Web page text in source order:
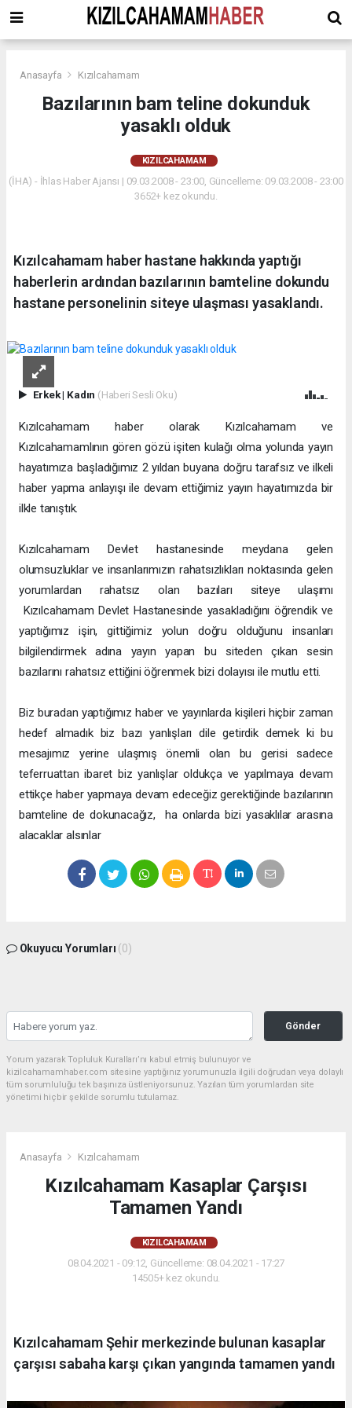
Anasayfa Kızılcahamam
Bazılarının bam teline dokunduk
yasaklı olduk
KIZILCAHAMAM
(İHA) - İhlas Haber Ajansı | 09.03.2008 - 23:00, Güncelleme: 09.03.2008 - 23:00
3652+ kez okundu.
Kızılcahamam haber hastane hakkında yaptığı
haberlerin ardından bazılarının bamteline dokundu
hastane personelinin siteye ulaşması yasaklandı.
Erkek| Kadın (Haberi Sesli Oku)
Kızılcahamam haber olarak Kızılcahamam ve
Kızılcahamamlının gören gözü işiten kulağı olma yolunda yayın
hayatımıza başladığımız 2 yıldan buyana doğru tarafsız ve ilkeli
haber yapma anlayışı ile devam ettiğimiz yayın hayatımızda bir
ilkle tanıştık.
Kızılcahamam Devlet hastanesinde meydana gelen
olumsuzluklar ve insanlarımızın rahatsızlıkları noktasında gelen
yorumlardan rahatsız olan bazıları siteye ulaşımı
Kızılcahamam Devlet Hastanesinde yasakladığını öğrendik ve
yaptığımız işin, gittiğimiz yolun doğru olduğunu insanları
bilgilendirmek adına yayın yapan bu siteden çıkan sesin
bazılarını rahatsız ettiğini öğrenmek bizi dolayısı ile mutlu etti.
Biz buradan yaptığımız haber ve yayınlarda kişileri hiçbir zaman
hedef almadık biz bazı yanlışları dile getirdik demek ki bu
mesajımız yerine ulaşmış önemli olan bu gerisi sadece
teferruattan ibaret biz yanlışlar oldukça ve yapılmaya devam
ettikçe haber yapmaya devam edeceğiz gerektiğinde bazılarının
bamteline de dokunacağız,
ha onlarda bizi yasaklılar arasına
alacaklar alsınlar
Okuyucu Yorumları (0)
Gönder
Yorum yazarak Topluluk Kuralları’nı kabul etmiş bulunuyor ve
kizilcahamamhaber.com sitesine yaptığınız yorumunuzla ilgili doğrudan veya dolaylı
tüm sorumluluğu tek başınıza üstleniyorsunuz. Yazılan tüm yorumlardan site
yönetimi hiçbir şekilde sorumlu tutulamaz.
Anasayfa Kızılcahamam
Kızılcahamam Kasaplar Çarşısı
Tamamen Yandı
KIZILCAHAMAM
08.04.2021 - 09:12, Güncelleme: 08.04.2021 - 17:27
14505+ kez okundu.
Kızılcahamam Şehir merkezinde bulunan kasaplar
çarşısı sabaha karşı çıkan yangında tamamen yandı